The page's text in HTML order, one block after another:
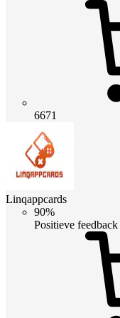
6671
Linqappcards
90%
Positieve feedback